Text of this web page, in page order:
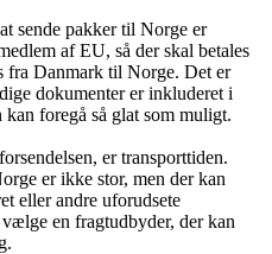
sende pakker til Norge er
af EU, så der skal betales
fra Danmark til Norge. Det er
dokumenter er inkluderet i
foregå så glat som muligt.
er transporttiden.
er ikke stor, men der kan
eller andre uforudsete
en fragtudbyder, der kan